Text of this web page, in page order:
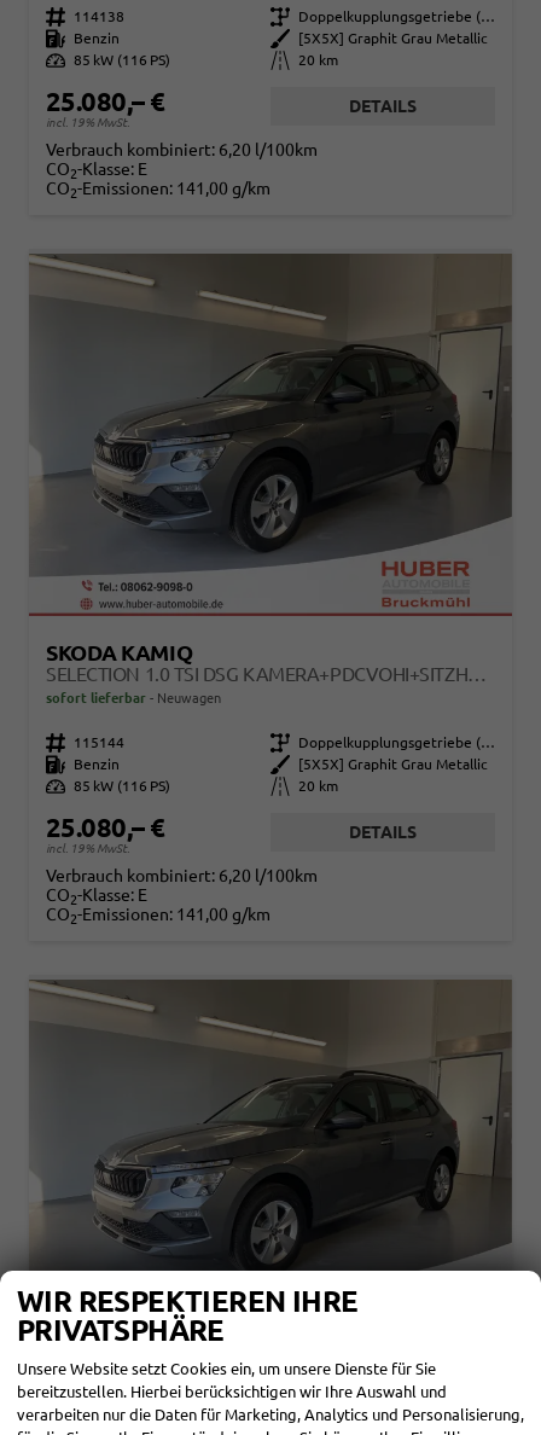
Fahrzeugnr. 114138 Getriebe
Doppelkupplungsgetriebe (DSG)
Kraftstoff
Benzin Außenfarbe
[5X5X] Graphit Grau Metallic
Leistung 85 kW (116 PS) Kilometerstand 20 km
25.080,– €
incl. 19% MwSt.
DETAILS
Verbrauch kombiniert: 6,20 l/100km
CO2-Klasse: E
CO2-Emissionen: 141,00 g/km
SKODA KAMIQ
SELECTION 1.0 TSI DSG KAMERA+PDCVOHI+SITZHEIZUNG+APPCONNECT+SUNSET+ALU16
sofort lieferbar Neuwagen
Fahrzeugnr. 115144 Getriebe
Doppelkupplungsgetriebe (DSG)
Kraftstoff
Benzin Außenfarbe
[5X5X] Graphit Grau Metallic
Leistung 85 kW (116 PS) Kilometerstand 20 km
25.080,– €
incl. 19% MwSt.
DETAILS
Verbrauch kombiniert: 6,20 l/100km
CO2-Klasse: E
CO2-Emissionen: 141,00 g/km
SKODA KAMIQ
sofort lieferbar Neuwagen
WIR RESPEKTIEREN IHRE
PRIVATSPHÄRE
Unsere Website setzt Cookies ein, um unsere Dienste für Sie
bereitzustellen. Hierbei berücksichtigen wir Ihre Auswahl und
verarbeiten nur die Daten für Marketing, Analytics und Personalisierung,